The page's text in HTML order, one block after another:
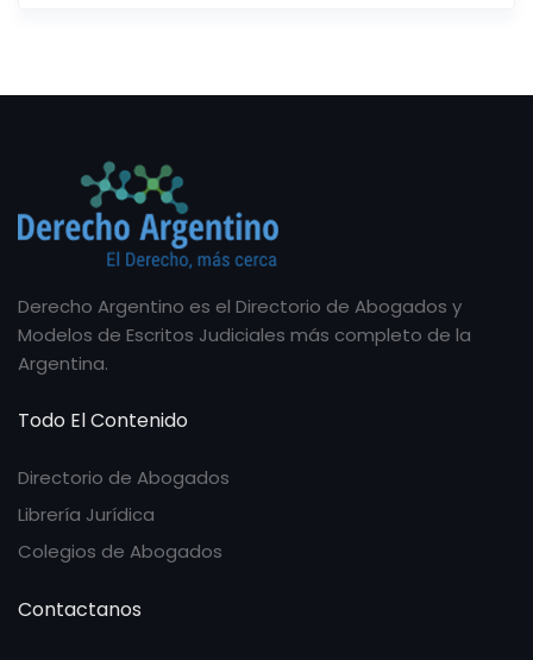
Derecho Argentino es el Directorio de Abogados y
Modelos de Escritos Judiciales más completo de la
Argentina.
Todo El Contenido
Directorio de Abogados
Librería Jurídica
Colegios de Abogados
Contactanos